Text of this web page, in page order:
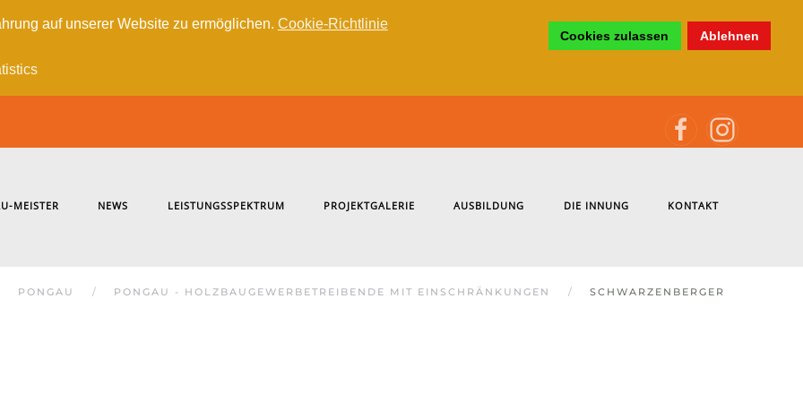
auf unserer Website zu ermöglichen. Cookie-Richtlinie
Cookies zulassen Ablehnen
MEISTER NEWS LEISTUNGSSPEKTRUM PROJEKTGALERIE AUSBILDUNG DIE INNUNG KONTAKT
PONGAU PONGAU - HOLZBAUGEWERBETREIBENDE MIT EINSCHRÄNKUNGEN
SCHWARZENBERGER